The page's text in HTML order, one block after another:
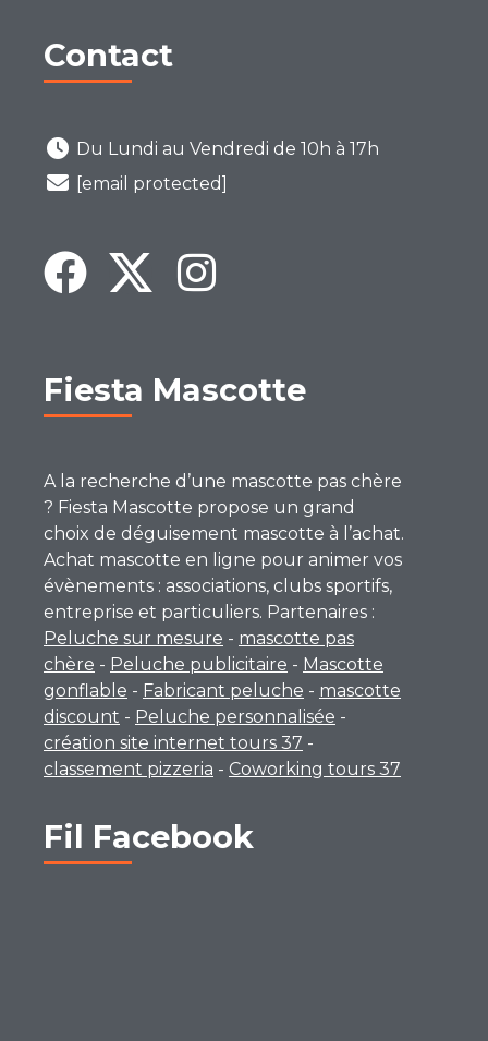
Contact
Du Lundi au Vendredi de 10h à 17h
[email protected]
Fiesta Mascotte
A la recherche d’une mascotte pas chère
? Fiesta Mascotte propose un grand
choix de déguisement mascotte à l’achat.
Achat mascotte en ligne pour animer vos
évènements : associations, clubs sportifs,
entreprise et particuliers. Partenaires :
Peluche sur mesure - mascotte pas
chère - Peluche publicitaire - Mascotte
gonflable - Fabricant peluche - mascotte
discount - Peluche personnalisée -
création site internet tours 37 -
classement pizzeria - Coworking tours 37
Fil Facebook